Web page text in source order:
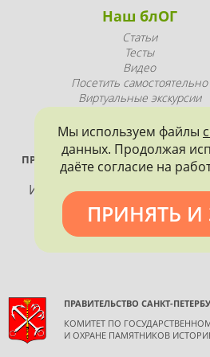
Наш блОГ
Статьи
Тесты
Видео
Посетить самостоятельно
Виртуальные экскурсии
ПРОЕКТ РЕАЛИЗУЕТСЯ ПРИ
Использование
допускается только с
обязательной ссылкой на
ПРАВИТЕЛЬСТВО САНКТ-
КОМИТЕТ ПО
И ОХРАНЕ ПАМЯТНИКОВ
Мы используем файлы
данных. Продолжая
даёте согласие на
ПРИНЯТЬ И